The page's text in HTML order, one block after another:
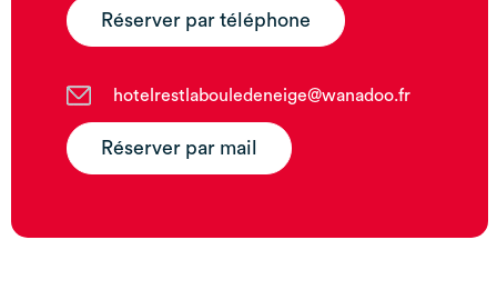
Réserver par téléphone
hotelrestlabouledeneige@wanadoo.fr
Réserver par mail